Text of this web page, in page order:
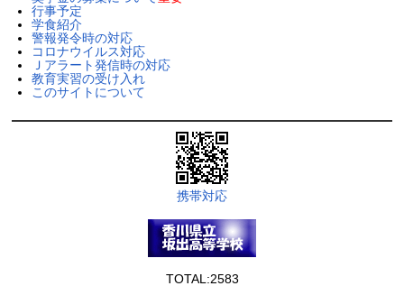
行事予定
学食紹介
警報発令時の対応
コロナウイルス対応
Ｊアラート発信時の対応
教育実習の受け入れ
このサイトについて
携帯対応
TOTAL:2583